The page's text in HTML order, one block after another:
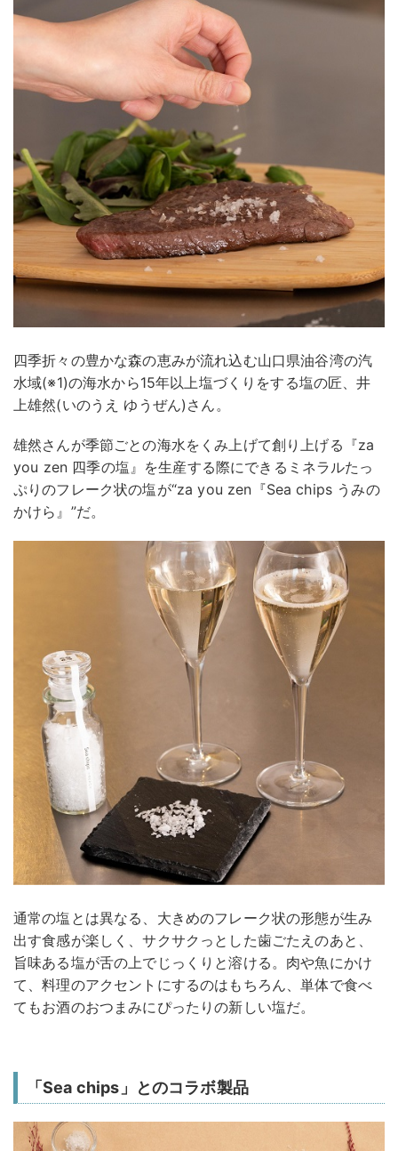
四季折々の豊かな森の恵みが流れ込む山口県油谷湾の汽
水域(※1)の海水から15年以上塩づくりをする塩の匠、井
上雄然(いのうえ ゆうぜん)さん。
雄然さんが季節ごとの海水をくみ上げて創り上げる『za
you zen 四季の塩』を生産する際にできるミネラルたっ
ぷりのフレーク状の塩が“za you zen『Sea chips うみの
かけら』”だ。
通常の塩とは異なる、大きめのフレーク状の形態が生み
出す食感が楽しく、サクサクっとした歯ごたえのあと、
旨味ある塩が舌の上でじっくりと溶ける。肉や魚にかけ
て、料理のアクセントにするのはもちろん、単体で食べ
てもお酒のおつまみにぴったりの新しい塩だ。
「Sea chips」とのコラボ製品